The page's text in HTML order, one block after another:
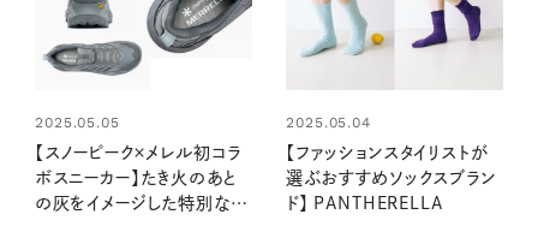
2025.05.05
【スノーピーク×メレル初コラ
ボスニーカー】たき火のあと
の灰をイメージした特別な一
2025.05.04
【ファッションスタイリストが
選ぶおすすめソックスブラン
ド】 PANTHERELLA